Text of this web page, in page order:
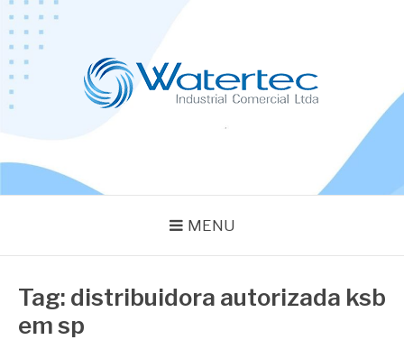
Pular
para
conteúdo
MENU
Tag: distribuidora autorizada ksb
em sp